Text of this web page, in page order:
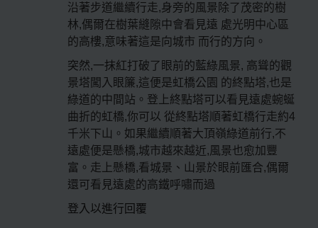
沿著步道繼續行走,身旁的風景除了茂密的樹
林,偶爾在樹葉縫隙中會看見遠 處光明中心區
的高樓,意味著這是向城市 而行的方向。
突然,一抹紅打破了眼前的藍綠風景, 高聳的觀
景塔闖入眼簾,這便是虹橋公園 的終點塔,也是
綠道的中間站。登上終點塔可以看見遠處蜿蜒
曲折的虹橋,你可以 從終點塔順著虹橋行走約4
千米下山。如果繼續順著大頂嶺綠道前行,不
遠處便是懸橋,城市越來越近,風景也愈加豐
富。走上懸橋,看城景、山景於眼前匯合,偶爾
還可看見遠處的高鐵呼嘯而過
登入以進行回覆